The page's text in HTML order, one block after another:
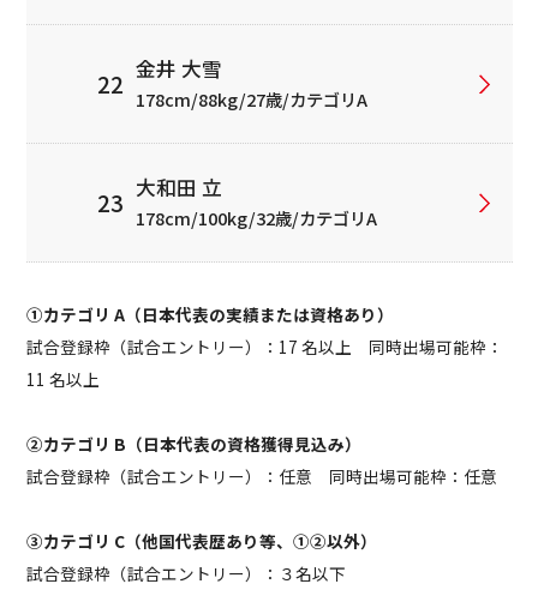
金井 大雪
178cm/88kg/27歳/カテゴリA
大和田 立
178cm/100kg/32歳/カテゴリA
①カテゴリ A（日本代表の実績または資格あり）
試合登録枠（試合エントリー）：17 名以上 同時出場可能枠：
11 名以上
②カテゴリ B（日本代表の資格獲得見込み）
試合登録枠（試合エントリー）：任意 同時出場可能枠：任意
③カテゴリ C（他国代表歴あり等、①②以外）
試合登録枠（試合エントリー）：３名以下